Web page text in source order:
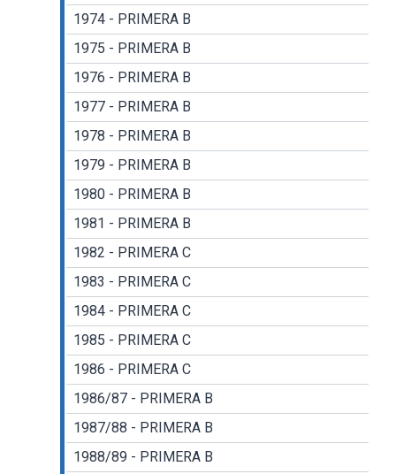
1974 - PRIMERA B
1975 - PRIMERA B
1976 - PRIMERA B
1977 - PRIMERA B
1978 - PRIMERA B
1979 - PRIMERA B
1980 - PRIMERA B
1981 - PRIMERA B
1982 - PRIMERA C
1983 - PRIMERA C
1984 - PRIMERA C
1985 - PRIMERA C
1986 - PRIMERA C
1986/87 - PRIMERA B
1987/88 - PRIMERA B
1988/89 - PRIMERA B